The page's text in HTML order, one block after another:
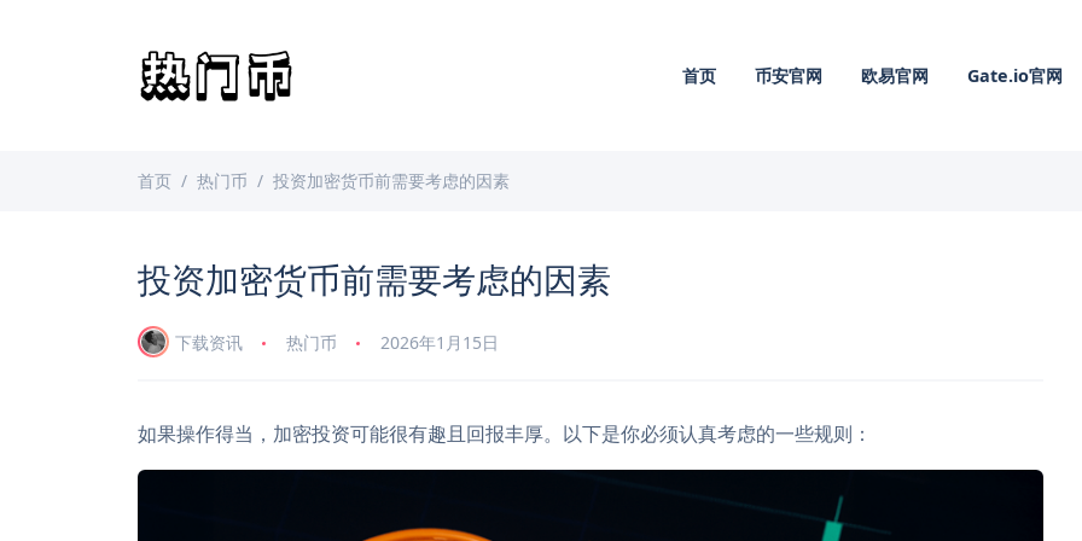
首页 币安官网 欧易官网 Gate.io官网
首页 热门币 投资加密货币前需要考虑的因素
投资加密货币前需要考虑的因素
下载资讯 热门币 2026年1月15日
如果操作得当，加密投资可能很有趣且回报丰厚。以下是你必须认真考虑的一些规则：